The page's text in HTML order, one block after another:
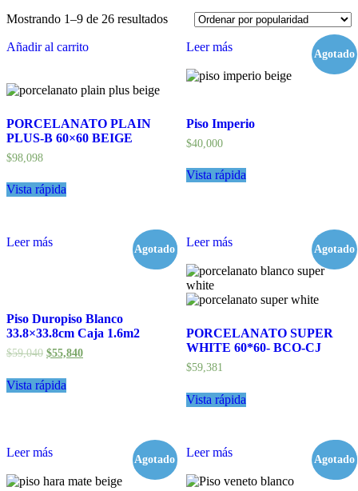
Mostrando 1–9 de 26 resultados
Añadir al carrito
PORCELANATO PLAIN
PLUS-B 60×60 BEIGE
$98,098
Vista rápida
Leer más
Agotado
Piso Imperio
$40,000
Vista rápida
Leer más
- 5%
Agotado
Piso Duropiso Blanco
33.8×33.8cm Caja 1.6m2
$59,040 $55,840
Vista rápida
Leer más
Agotado
PORCELANATO SUPER
WHITE 60*60- BCO-CJ
$59,381
Vista rápida
Leer más
Agotado
Leer más
- 27%
Agotado